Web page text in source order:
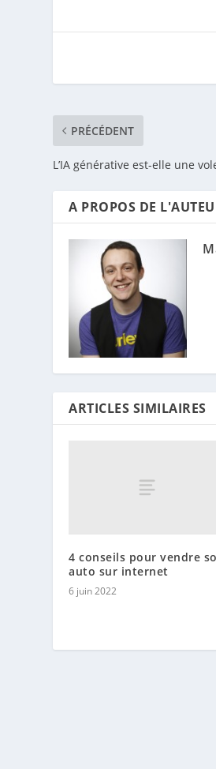
PRÉCÉDENT
L’IA générative est-elle une
A PROPOS DE
ARTICLES SIMILAIRES
4 conseils pour vendre
auto sur internet
6 juin 2022